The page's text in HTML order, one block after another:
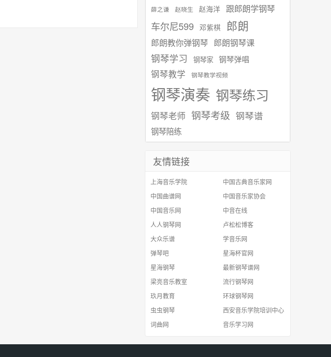
薛之谦 赵晓生 赵海洋 跟郎朗学钢琴
车尔尼599 邓紫棋 郎朗
郎朗教你弹钢琴 郎朗钢琴课
钢琴学习 钢琴家 钢琴弹唱
钢琴教学 钢琴教学视频
钢琴演奏 钢琴练习
钢琴老师 钢琴考级 钢琴谱
钢琴陪练
友情链接
上海音乐学院
中国古典音乐家网
中国曲谱网
中国音乐家协会
中国音乐网
中音在线
人人钢琴网
卢松松博客
大众乐谱
学音乐网
弹琴吧
星海杯官网
星海钢琴
最新钢琴谱网
梁亮音乐教室
流行钢琴网
玖月教育
环球钢琴网
虫虫钢琴
西安音乐学院培训中心
词曲网
音乐学习网